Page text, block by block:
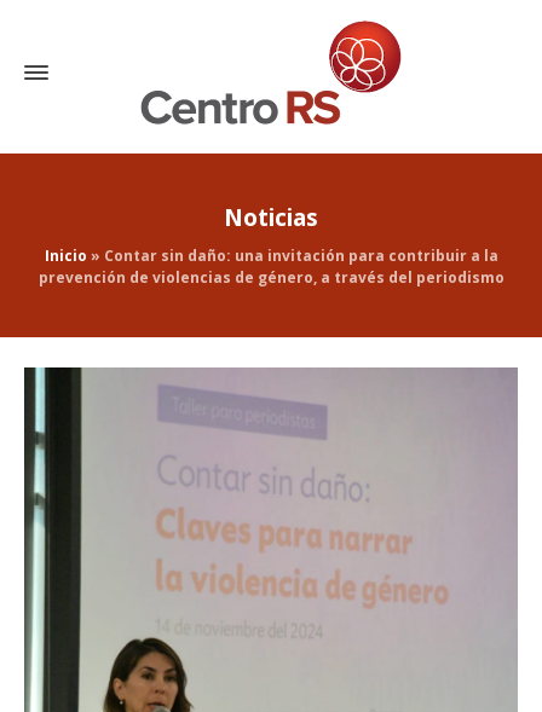
Noticias
Inicio » Contar sin daño: una invitación para contribuir a la
prevención de violencias de género, a través del periodismo